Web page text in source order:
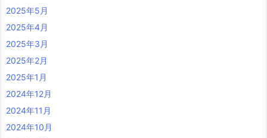
2025年5月
2025年4月
2025年3月
2025年2月
2025年1月
2024年12月
2024年11月
2024年10月